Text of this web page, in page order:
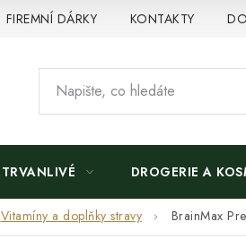
FIREMNÍ DÁRKY KONTAKTY
TRVANLIVÉ DROGERIE A
Vitamíny a doplňky stravy BrainMax